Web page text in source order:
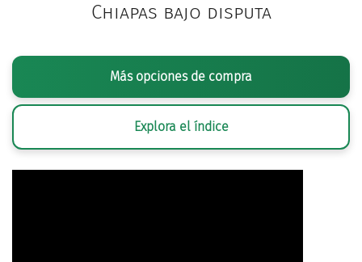
Chiapas bajo disputa
Más opciones de compra
Explora el índice